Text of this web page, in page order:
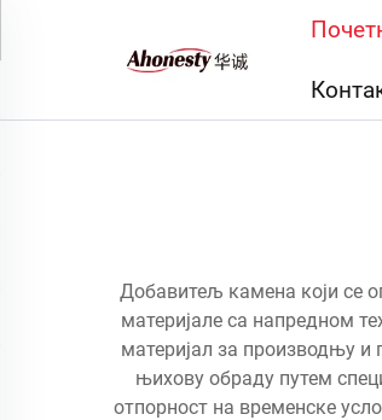
Добавитељ камена који се
материјале са напредном
материјал за производњу
њихову обраду путем
отпорност на временске